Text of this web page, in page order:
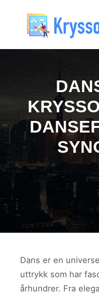
Dans er en
uttrykk som har
århundrer. Fra